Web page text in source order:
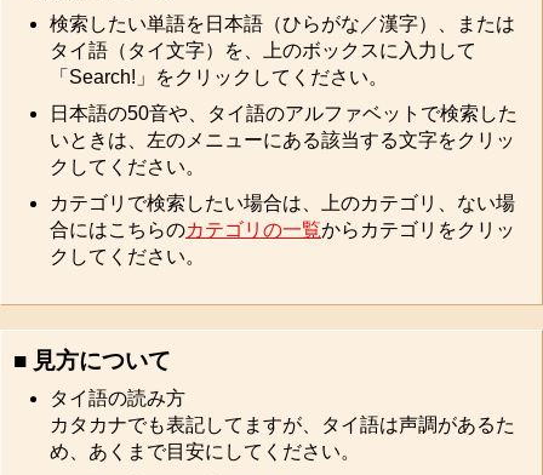
検索したい単語を日本語（ひらがな／漢字）、または
タイ語（タイ文字）を、上のボックスに入力して
「Search!」をクリックしてください。
日本語の50音や、タイ語のアルファベットで検索した
いときは、左のメニューにある該当する文字をクリッ
クしてください。
カテゴリで検索したい場合は、上のカテゴリ、ない場
合にはこちらのカテゴリの一覧からカテゴリをクリッ
クしてください。
■ 見方について
タイ語の読み方
カタカナでも表記してますが、タイ語は声調があるた
め、あくまで目安にしてください。